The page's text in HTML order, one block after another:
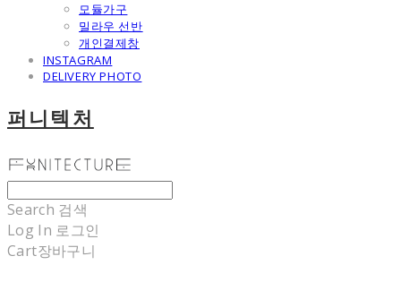
모듈가구
밀라우 선반
개인결제창
INSTAGRAM
DELIVERY PHOTO
퍼니텍처
Search 검색
Log In 로그인
Cart장바구니